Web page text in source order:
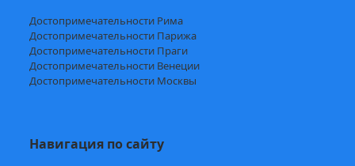
Достопримечательности Рима
Достопримечательности Парижа
Достопримечательности Праги
Достопримечательности Венеции
Достопримечательности Москвы
Навигация по сайту